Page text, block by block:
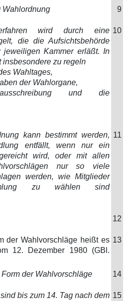
Wahlordnung 9
wird durch eine
die die Aufsichtsbehörde
jeweiligen Kammer erläßt. In
insbesondere zu regeln
Wahltages,
der Wahlorgane,
und die
10
kann bestimmt werden,
entfällt, wenn nur ein
wird, oder mit allen
nur so viele
werden, wie Mitglieder
zu wählen sind
11
12
der Wahlvorschläge heißt es
12. Dezember 1980 (GBl.
13
der Wahlvorschläge 14
bis zum 14. Tag nach dem 15